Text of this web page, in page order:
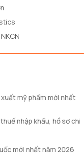
mỹ phẩm mới nhất
nhập khẩu, hồ sơ chi
mới nhất năm 2026